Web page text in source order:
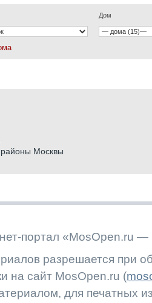
Дом
районы Москвы
портал «MosOpen.ru —
разрешается при
на сайт MosOpen.ru (
для печатных